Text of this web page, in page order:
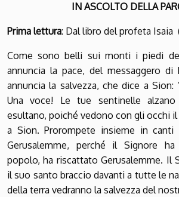
IN ASCOLTO DELLA
Prima lettura: Dal libro del profeta Isaia
Come sono belli sui monti i piedi
annuncia la pace, del messaggero
annuncia la salvezza, che dice a Sion:
Una voce! Le tue sentinelle
esultano, poiché vedono con gli occhi
a Sion. Prorompete insieme in
Gerusalemme, perché il Signore
popolo, ha riscattato Gerusalemme. Il
il suo santo braccio davanti a tutte le
della terra vedranno la salvezza del